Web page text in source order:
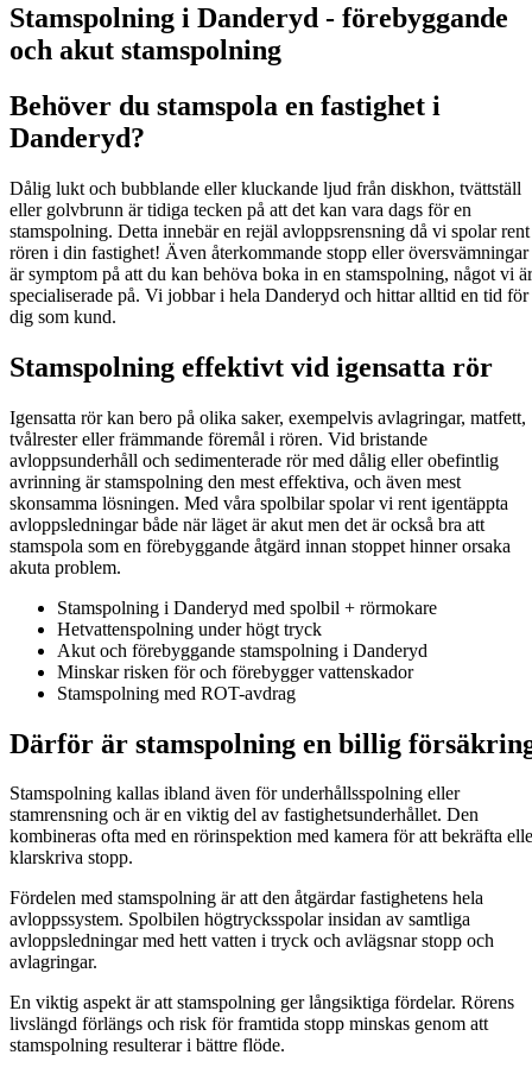
Stamspolning i Danderyd - förebyggande
och akut stamspolning
Behöver du stamspola en fastighet i
Danderyd?
Dålig lukt och bubblande eller kluckande ljud från diskhon, tvättställ
eller golvbrunn är tidiga tecken på att det kan vara dags för en
stamspolning. Detta innebär en rejäl avloppsrensning då vi spolar rent
rören i din fastighet! Även återkommande stopp eller översvämningar
är symptom på att du kan behöva boka in en stamspolning, något vi är
specialiserade på. Vi jobbar i hela Danderyd och hittar alltid en tid för
dig som kund.
Stamspolning effektivt vid igensatta rör
Igensatta rör kan bero på olika saker, exempelvis avlagringar, matfett,
tvålrester eller främmande föremål i rören. Vid bristande
avloppsunderhåll och sedimenterade rör med dålig eller obefintlig
avrinning är stamspolning den mest effektiva, och även mest
skonsamma lösningen. Med våra spolbilar spolar vi rent igentäppta
avloppsledningar både när läget är akut men det är också bra att
stamspola som en förebyggande åtgärd innan stoppet hinner orsaka
akuta problem.
Stamspolning i Danderyd med spolbil + rörmokare
Hetvattenspolning under högt tryck
Akut och förebyggande stamspolning i Danderyd
Minskar risken för och förebygger vattenskador
Stamspolning med ROT-avdrag
Därför är stamspolning en billig
Stamspolning kallas ibland även för underhållsspolning eller
stamrensning och är en viktig del av fastighetsunderhållet. Den
kombineras ofta med en rörinspektion med kamera för att bekräfta
klarskriva stopp.
Fördelen med stamspolning är att den åtgärdar fastighetens hela
avloppssystem. Spolbilen högtrycksspolar insidan av samtliga
avloppsledningar med hett vatten i tryck och avlägsnar stopp och
avlagringar.
En viktig aspekt är att stamspolning ger långsiktiga fördelar. Rörens
livslängd förlängs och risk för framtida stopp minskas genom att
stamspolning resulterar i bättre flöde.